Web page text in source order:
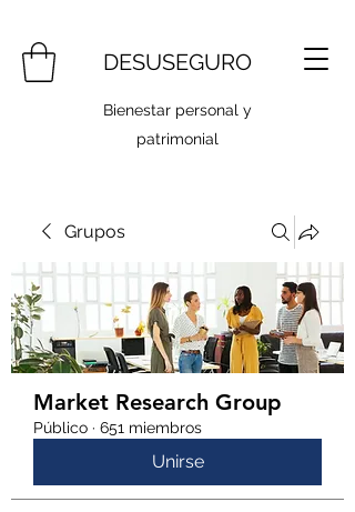
DESUSEGURO
Bienestar personal y
patrimonial
Grupos
Market Research Group
Público · 651 miembros
Unirse